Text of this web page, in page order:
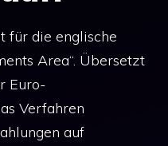
für die englische
Area“. Übersetzt
Euro-
Verfahren
auf